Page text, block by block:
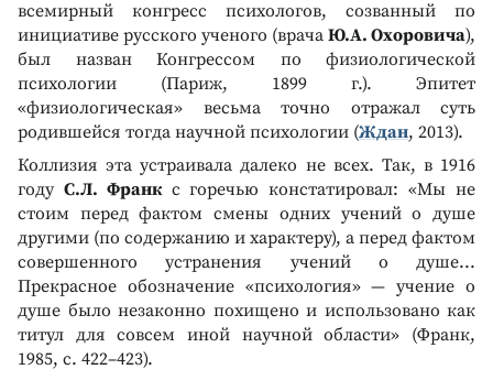
всемирный конгресс психологов, созванный по
инициативе русского ученого (врача Ю.А. Охоровича),
был назван Конгрессом по физиологической
психологии (Париж, 1899 г.). Эпитет
«физиологическая» весьма точно отражал суть
родившейся тогда научной психологии (Ждан, 2013).
Коллизия эта устраивала далеко не всех. Так, в 1916
году С.Л. Франкс горечью констатировал: «Мы не
стоим перед фактом смены одних учений о душе
другими (по содержанию и характеру), а перед фактом
совершенного устранения учений о душе...
Прекрасное обозначение «психология» — учение о
душе было незаконно похищено и использовано как
титул для совсем иной научной области» (Франк,
1985, с. 422–423).